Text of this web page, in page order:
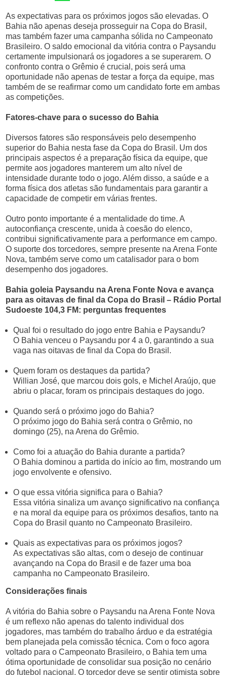
As expectativas para os próximos jogos são elevadas. O
Bahia não apenas deseja prosseguir na Copa do Brasil,
mas também fazer uma campanha sólida no Campeonato
Brasileiro. O saldo emocional da vitória contra o Paysandu
certamente impulsionará os jogadores a se superarem. O
confronto contra o Grêmio é crucial, pois será uma
oportunidade não apenas de testar a força da equipe, mas
também de se reafirmar como um candidato forte em ambas
as competições.
Fatores-chave para o sucesso do Bahia
Diversos fatores são responsáveis pelo desempenho
superior do Bahia nesta fase da Copa do Brasil. Um dos
principais aspectos é a preparação física da equipe, que
permite aos jogadores manterem um alto nível de
intensidade durante todo o jogo. Além disso, a saúde e a
forma física dos atletas são fundamentais para garantir a
capacidade de competir em várias frentes.
Outro ponto importante é a mentalidade do time. A
autoconfiança crescente, unida à coesão do elenco,
contribui significativamente para a performance em campo.
O suporte dos torcedores, sempre presente na Arena Fonte
Nova, também serve como um catalisador para o bom
desempenho dos jogadores.
Bahia goleia Paysandu na Arena Fonte Nova e avança
para as oitavas de final da Copa do Brasil – Rádio Portal
Sudoeste 104,3 FM: perguntas frequentes
Qual foi o resultado do jogo entre Bahia e Paysandu?
O Bahia venceu o Paysandu por 4 a 0, garantindo a sua
vaga nas oitavas de final da Copa do Brasil.
Quem foram os destaques da partida?
Willian José, que marcou dois gols, e Michel Araújo, que
abriu o placar, foram os principais destaques do jogo.
Quando será o próximo jogo do Bahia?
O próximo jogo do Bahia será contra o Grêmio, no
domingo (25), na Arena do Grêmio.
Como foi a atuação do Bahia durante a partida?
O Bahia dominou a partida do início ao fim, mostrando um
jogo envolvente e ofensivo.
O que essa vitória significa para o Bahia?
Essa vitória sinaliza um avanço significativo na confiança
e na moral da equipe para os próximos desafios, tanto na
Copa do Brasil quanto no Campeonato Brasileiro.
Quais as expectativas para os próximos jogos?
As expectativas são altas, com o desejo de continuar
avançando na Copa do Brasil e de fazer uma boa
campanha no Campeonato Brasileiro.
Considerações finais
A vitória do Bahia sobre o Paysandu na Arena Fonte Nova
é um reflexo não apenas do talento individual dos
jogadores, mas também do trabalho árduo e da estratégia
bem planejada pela comissão técnica. Com o foco agora
voltado para o Campeonato Brasileiro, o Bahia tem uma
ótima oportunidade de consolidar sua posição no cenário
do futebol nacional. O torcedor deve se sentir otimista sobre